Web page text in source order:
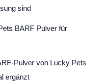
sind
BARF Pulver für
Pulver von Lucky Pets
ergänzt